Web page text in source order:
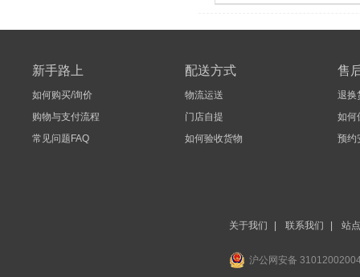
新手路上
如何购买/询价
购物与支付流程
常见问题FAQ
配送方式
物流运送
门店自提
如何验收货物
售
退换
如何
预约
关于我们 联系我们 站
沪公网安备